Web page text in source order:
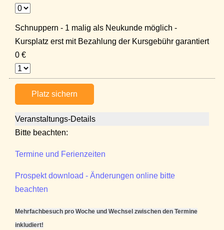
Schnuppern - 1 malig als Neukunde möglich -
Kursplatz erst mit Bezahlung der Kursgebühr garantiert
0 €
Platz sichern
Veranstaltungs-Details
Bitte beachten:
Termine und Ferienzeiten
Prospekt download - Änderungen online bitte
beachten
Mehrfachbesuch pro Woche und Wechsel zwischen den Termine
inkludiert!